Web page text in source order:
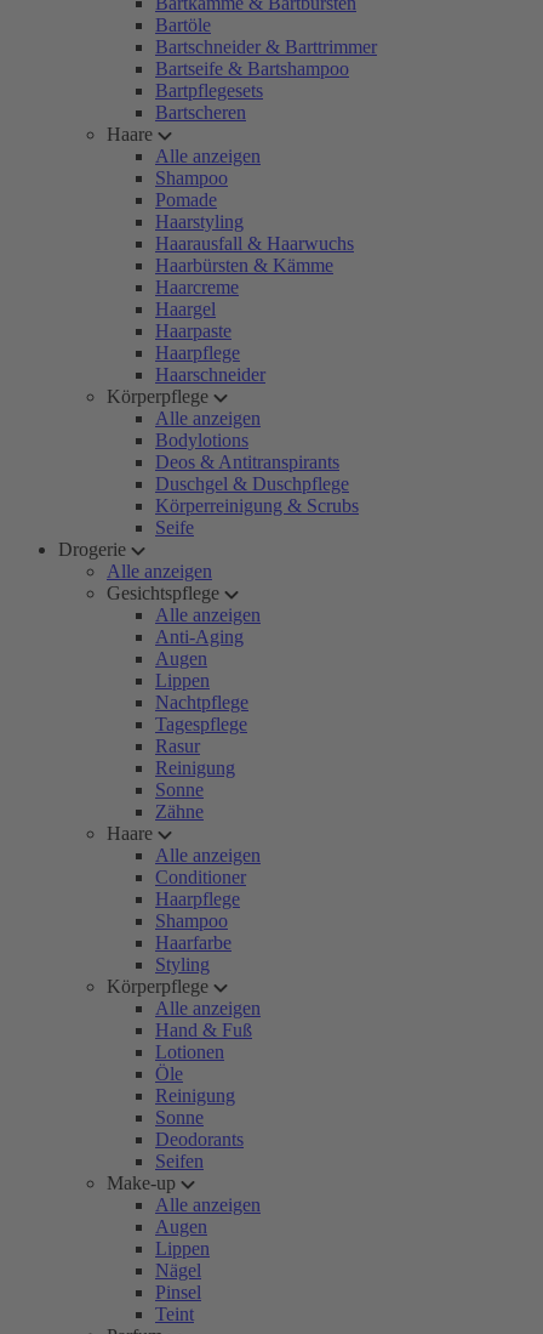
Bartöle
Bartschneider & Barttrimmer
Bartseife & Bartshampoo
Bartpflegesets
Bartscheren
Haare
Alle anzeigen
Shampoo
Pomade
Haarstyling
Haarausfall & Haarwuchs
Haarbürsten & Kämme
Haarcreme
Haargel
Haarpaste
Haarpflege
Haarschneider
Körperpflege
Alle anzeigen
Bodylotions
Deos & Antitranspirants
Duschgel & Duschpflege
Körperreinigung & Scrubs
Seife
Drogerie
Alle anzeigen
Gesichtspflege
Alle anzeigen
Anti-Aging
Augen
Lippen
Nachtpflege
Tagespflege
Rasur
Reinigung
Sonne
Zähne
Haare
Alle anzeigen
Conditioner
Haarpflege
Shampoo
Haarfarbe
Styling
Körperpflege
Alle anzeigen
Hand & Fuß
Lotionen
Öle
Reinigung
Sonne
Deodorants
Seifen
Make-up
Alle anzeigen
Augen
Lippen
Nägel
Pinsel
Teint